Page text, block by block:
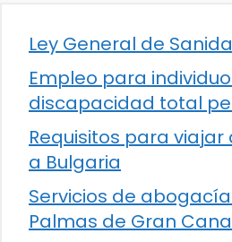
Ley General de
Empleo para
discapacidad total
Requisitos para viajar
a Bulgaria
Servicios de
Palmas de Gran